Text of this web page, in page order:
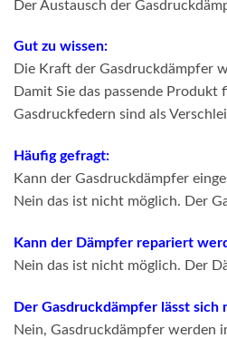
Der Austausch der
Gut zu wissen:
Die Kraft der Gasdruckdämpfer
Damit Sie das passende
Gasdruckfedern sind als
Häufig gefragt:
Kann der Gasdruckdämpfer
Nein das ist nicht möglich. Der
Kann der Dämpfer repariert
Nein das ist nicht möglich. Der
Der Gasdruckdämpfer lässt
Nein, Gasdruckdämpfer werden